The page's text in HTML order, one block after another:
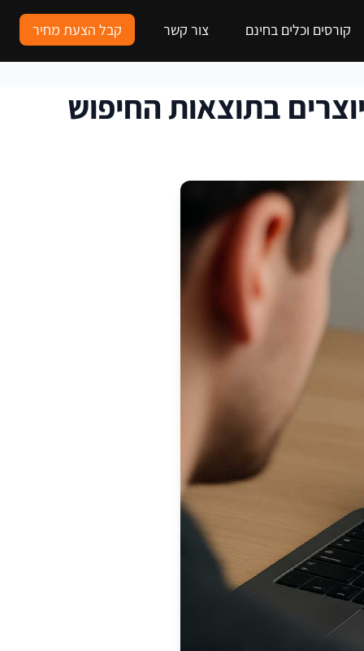
קורסים וכלים בחינם צור קשר קבל הצעת מחיר
בתוצאות החיפוש